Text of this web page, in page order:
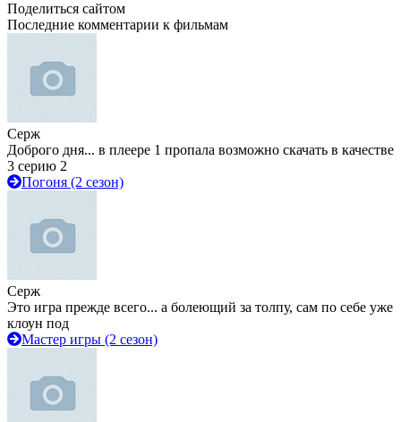
Поделиться сайтом
Последние комментарии к фильмам
Серж
Доброго дня... в плеере 1 пропала возможно скачать в качестве
3 серию 2
Погоня (2 сезон)
Серж
Это игра прежде всего... а болеющий за толпу, сам по себе уже
клоун под
Мастер игры (2 сезон)